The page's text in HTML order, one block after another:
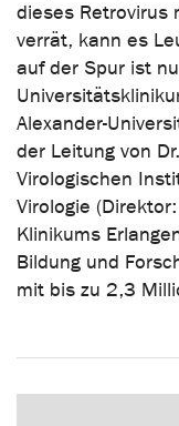
dieses Retrovirus
verrät, kann es
auf der Spur ist
Alexander-
der Leitung von
Virologischen
Virologie
Klinikums
Bildung und
mit bis zu 2,3